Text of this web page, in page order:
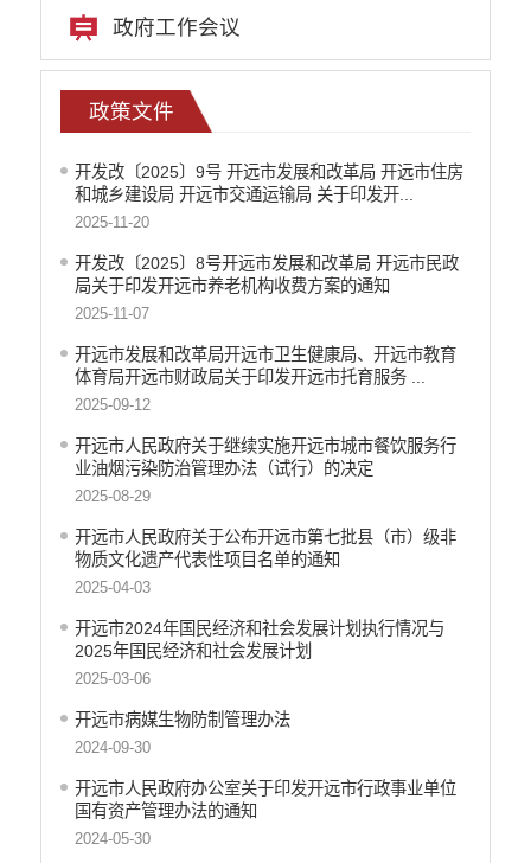
机构编制
统计信息
公共资源配置
社会公益事业建设
财政信息
政策解读
机构职能和权责清单
自然资源政务公开
重点领域信息公开
财政预决算
行政事业性收费
重大决策
财政资金直达基层
稳岗就业
应急预案
产品质量
公共文化服务
涉农补贴
疫情防控
养老服务
政府工作会议
政策文件
开发改〔2025〕9号 开远市发展和改革局 开远市住房
和城乡建设局 开远市交通运输局 关于印发开...
2025-11-20
开发改〔2025〕8号开远市发展和改革局 开远市民政
局关于印发开远市养老机构收费方案的通知
2025-11-07
开远市发展和改革局开远市卫生健康局、开远市教育
体育局开远市财政局关于印发开远市托育服务 ...
2025-09-12
开远市人民政府关于继续实施开远市城市餐饮服务行
业油烟污染防治管理办法（试行）的决定
2025-08-29
开远市人民政府关于公布开远市第七批县（市）级非
物质文化遗产代表性项目名单的通知
2025-04-03
开远市2024年国民经济和社会发展计划执行情况与
2025年国民经济和社会发展计划
2025-03-06
开远市病媒生物防制管理办法
2024-09-30
开远市人民政府办公室关于印发开远市行政事业单位
国有资产管理办法的通知
2024-05-30